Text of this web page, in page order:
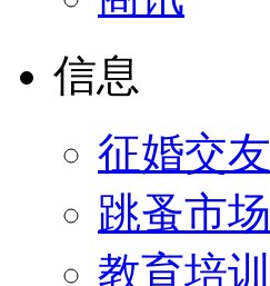
信息
征婚交友
跳蚤市场
教育培训